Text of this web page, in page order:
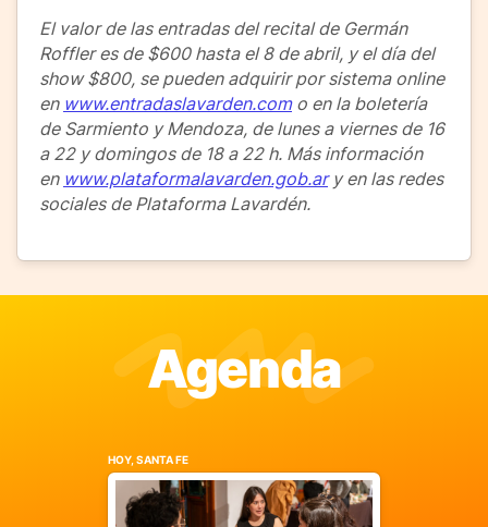
El valor de las entradas del recital de Germán
Roffler es de $600 hasta el 8 de abril, y el día del
show $800, se pueden adquirir por sistema online
en www.entradaslavarden.como en la boletería
de Sarmiento y Mendoza, de lunes a viernes de 16
a 22 y domingos de 18 a 22 h. Más información
en www.plataformalavarden.gob.ary en las redes
sociales de Plataforma Lavardén.
Agenda
HOY, SANTA FE